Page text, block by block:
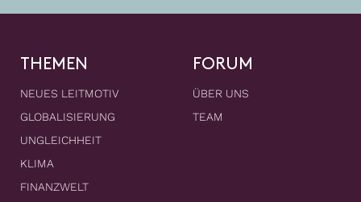
THEMEN
NEUES LEITMOTIV
GLOBALISIERUNG
UNGLEICHHEIT
KLIMA
FINANZWELT
FORUM
ÜBER UNS
TEAM